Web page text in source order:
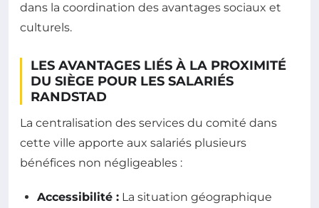
dans la coordination des avantages sociaux et
culturels.
LES AVANTAGES LIÉS À LA PROXIMITÉ
DU SIÈGE POUR LES SALARIÉS
RANDSTAD
La centralisation des services du comité dans
cette ville apporte aux salariés plusieurs
bénéfices non négligeables :
Accessibilité : La situation géographique